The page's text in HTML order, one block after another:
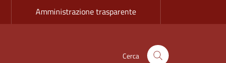
Amministrazione trasparente
Cerca